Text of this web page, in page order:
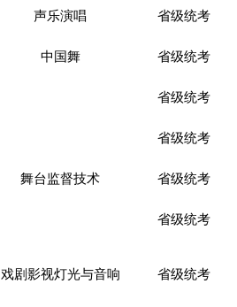
声乐演唱 省级统考
中国舞 省级统考
省级统考
省级统考
舞台监督技术 省级统考
省级统考
戏剧影视灯光与音响 省级统考